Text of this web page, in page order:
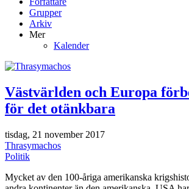
Grupper
Arkiv
Mer
Kalender
Västvärlden och Europa
för det otänkbara
tisdag, 21 november 2017
Thrasymachos
Politik
Mycket av den 100-åriga amerikanska